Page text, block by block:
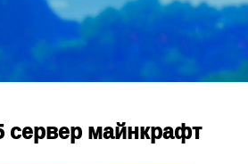
cервер майнкрафт